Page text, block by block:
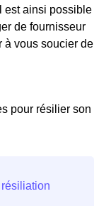
est ainsi possible
de fournisseur
à vous soucier de
pour résilier son